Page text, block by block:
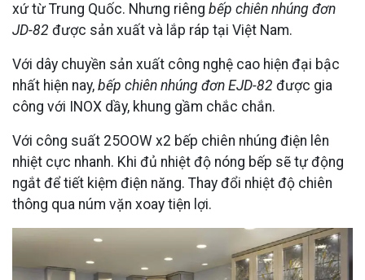
xứ từ Trung Quốc. Nhưng riêng bếp chiên nhúng đơn
JD-82 được sản xuất và lắp ráp tại Việt Nam.
Với dây chuyền sản xuất công nghệ cao hiện đại bậc
nhất hiện nay, bếp chiên nhúng đơn EJD-82 được gia
công với INOX dầy, khung gầm chắc chắn.
Với công suất 25OOW x2 bếp chiên nhúng điện lên
nhiệt cực nhanh. Khi đủ nhiệt độ nóng bếp sẽ tự động
ngắt để tiết kiệm điện năng. Thay đổi nhiệt độ chiên
thông qua núm vặn xoay tiện lợi.